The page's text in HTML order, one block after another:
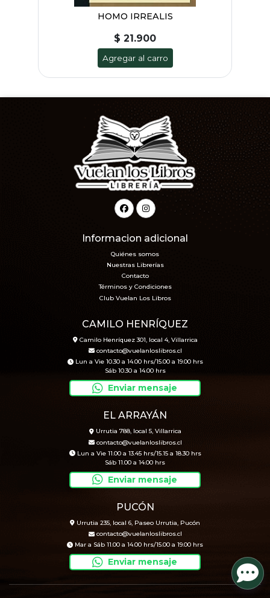
HOMO IRREALIS
$ 21.900
Agregar al carro
Informacion adicional
Quiénes somos
Nuestras Librerías
Contacto
Términos y Condiciones
Club Vuelan Los Libros
CAMILO HENRÍQUEZ
Camilo Henríquez 301, local 4, Villarrica
contacto@vuelanloslibros.cl
Lun a Vie 10.30 a 14.00 hrs/15.00 a 19.00 hrs
Sáb 10.30 a 14.00 hrs
Enviar mensaje
EL ARRAYÁN
Urrutia 788, local 5, Villarrica
contacto@vuelanloslibros.cl
Lun a Vie 11.00 a 13.45 hrs/15.15 a 18.30 hrs
Sáb 11.00 a 14.00 hrs
Enviar mensaje
PUCÓN
Urrutia 235, local 6, Paseo Urrutia, Pucón
contacto@vuelanloslibros.cl
Mar a Sáb 11.00 a 14.00 hrs/15.00 a 19.00 hrs
Enviar mensaje